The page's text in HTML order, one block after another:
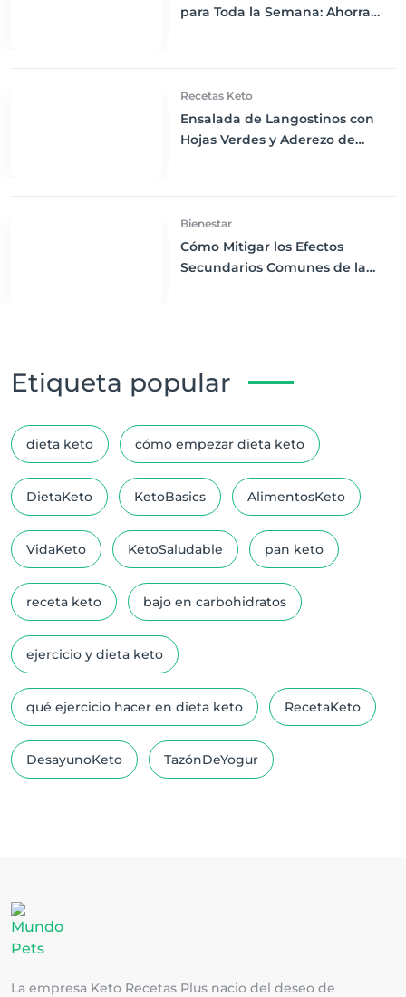
para Toda la Semana: Ahorra
Recetas Keto
Ensalada de Langostinos con
Hojas Verdes y Aderezo de
Bienestar
Cómo Mitigar los Efectos
Secundarios Comunes de la
Etiqueta popular
dieta keto cómo empezar dieta keto
DietaKeto KetoBasics AlimentosKeto
VidaKeto KetoSaludable pan keto
receta keto bajo en carbohidratos
ejercicio y dieta keto
qué ejercicio hacer en dieta keto RecetaKeto
DesayunoKeto TazónDeYogur
La empresa Keto Recetas Plus nacio del deseo de